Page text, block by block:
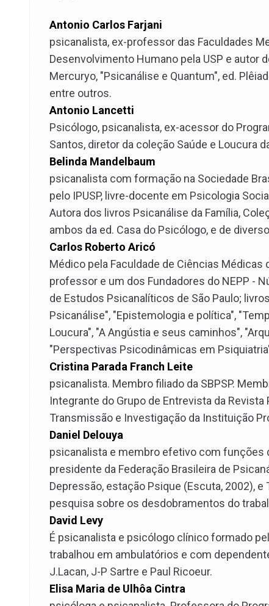
Antonio Carlos Farjani
psicanalista, ex-professor das Faculdades
Desenvolvimento Humano pela USP e autor
Mercuryo, "Psicanálise e Quantum", ed.
entre outros.
Antonio Lancetti
Psicólogo, psicanalista, ex-acessor do
Santos, diretor da coleção Saúde e Loucura
Belinda Mandelbaum
psicanalista com formação na Sociedade
pelo IPUSP, livre-docente em Psicologia
Autora dos livros Psicanálise da Família,
ambos da ed. Casa do Psicólogo, e de
Carlos Roberto Aricó
Médico pela Faculdade de Ciências Médicas
professor e um dos Fundadores do NEPP -
de Estudos Psicanalíticos de São Paulo;
Psicanálise", "Epistemologia e política",
Loucura", "A Angústia e seus caminhos",
"Perspectivas Psicodinâmicas em
Cristina Parada Franch Leite
psicanalista. Membro filiado da SBPSP.
Integrante do Grupo de Entrevista da
Transmissão e Investigação da Instituição
Daniel Delouya
psicanalista e membro efetivo com funções
presidente da Federação Brasileira de
Depressão, estação Psique (Escuta, 2002),
pesquisa sobre os desdobramentos do
David Levy
É psicanalista e psicólogo clínico formado
trabalhou em ambulatórios e com
J.Lacan, J-P Sartre e Paul Ricoeur.
Elisa Maria de Ulhôa Cintra